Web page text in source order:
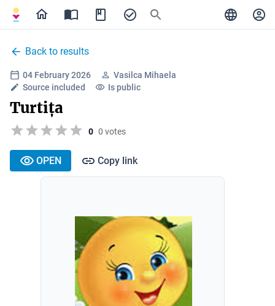
Back to results
04 February 2026
Vasilca Mihaela
Source included
Is public
Turtița
0 0 votes
OPEN Copy link